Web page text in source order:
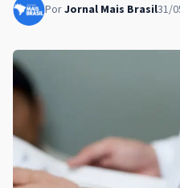
PorJornal Mais Brasil31/